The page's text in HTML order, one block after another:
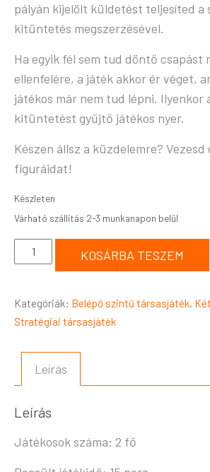
pályán kijelölt küldetést teljesíted a
kitüntetés megszerzésével.
Ha egyik fél sem tud döntő csapást
ellenfelére, a játék akkor ér véget,
játékos már nem tud lépni. Ilyenkor
kitüntetést gyűjtő játékos nyer.
Készen állsz a küzdelemre? Vezesd
figuráidat!
Készleten
KOSÁRBA TESZEM
Kategóriák: Belépő szintű társasjáték,
Stratégiai társasjáték
Leírás
Leírás
Játékosok száma: 2 fő